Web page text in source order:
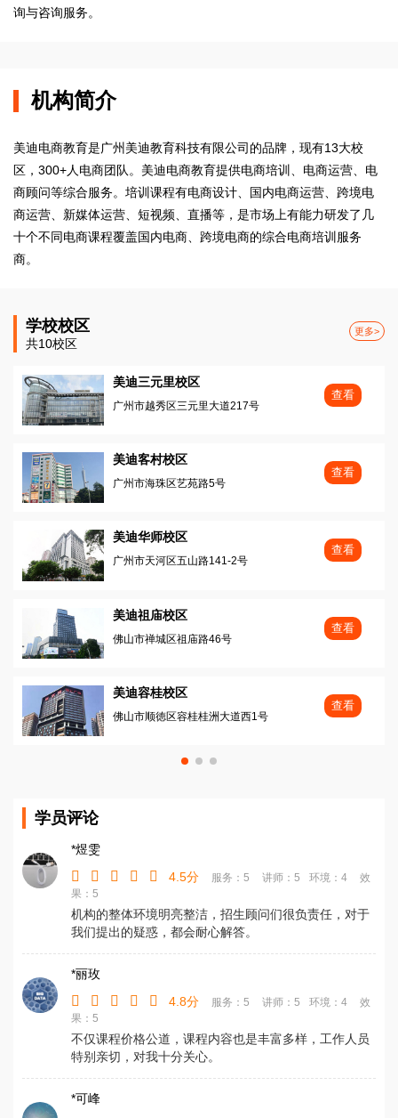
询与咨询服务。
机构简介
美迪电商教育是广州美迪教育科技有限公司的品牌，现有13大校
区，300+人电商团队。美迪电商教育提供电商培训、电商运营、电
商顾问等综合服务。培训课程有电商设计、国内电商运营、跨境电
商运营、新媒体运营、短视频、直播等，是市场上有能力研发了几
十个不同电商课程覆盖国内电商、跨境电商的综合电商培训服务
商。
学校校区
共10校区
更多>
美迪三元里校区
广州市越秀区三元里大道217号
查看
美迪客村校区
广州市海珠区艺苑路5号
查看
美迪华师校区
广州市天河区五山路141-2号
查看
美迪祖庙校区
佛山市禅城区祖庙路46号
查看
美迪容桂校区
佛山市顺徳区容桂桂洲大道西1号
查看
学员评论
*煜雯
4.5分
服务：5 讲师：5 环境：4
效
果：5
机构的整体环境明亮整洁，招生顾问们很负责任，对于
我们提出的疑惑，都会耐心解答。
*丽玫
4.8分
服务：5 讲师：5 环境：4
效
果：5
不仅课程价格公道，课程内容也是丰富多样，工作人员
特别亲切，对我十分关心。
*可峰